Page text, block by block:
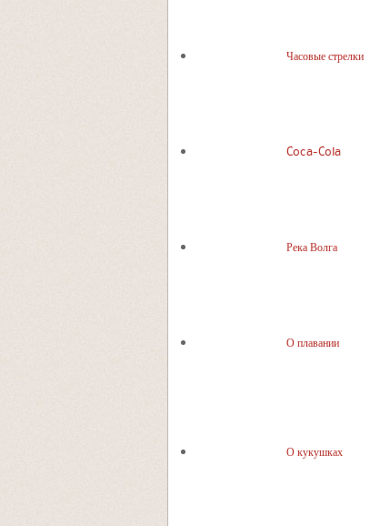
Часовые стрелки
Coca-Cola
Река Волга
О плавании
О кукушках